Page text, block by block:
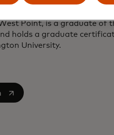
degree in mechanical
Point, is a graduate of
holds a graduate
University.